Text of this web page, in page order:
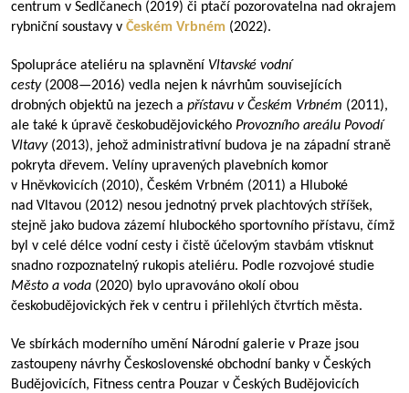
centrum v Sedlčanech (2019) či ptačí pozorovatelna nad okrajem
rybniční soustavy v Českém Vrbném (2022).
Spolupráce ateliéru na splavnění Vltavské vodní
cesty(2008—2016) vedla nejen k návrhům souvisejících
drobných objektů na jezech a přístavu v Českém Vrbném (2011),
ale také k úpravě českobudějovického Provozního areálu Povodí
Vltavy(2013), jehož administrativní budova je na západní straně
pokryta dřevem. Velíny upravených plavebních komor
v Hněvkovicích (2010), Českém Vrbném (2011) a Hluboké
nad Vltavou (2012) nesou jednotný prvek plachtových stříšek,
stejně jako budova zázemí hlubockého sportovního přístavu, čímž
byl v celé délce vodní cesty i čistě účelovým stavbám vtisknut
snadno rozpoznatelný rukopis ateliéru. Podle rozvojové studie
Město a voda (2020) bylo upravováno okolí obou
českobudějovických řek v centru i přilehlých čtvrtích města.
Ve sbírkách moderního umění Národní galerie v Praze jsou
zastoupeny návrhy Československé obchodní banky v Českých
Budějovicích, Fitness centra Pouzar v Českých Budějovicích